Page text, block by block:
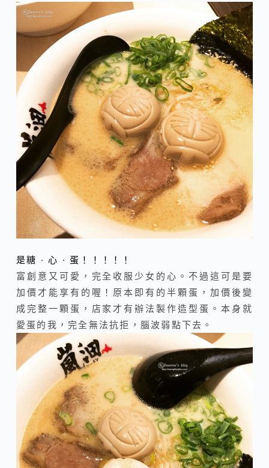
是糖 · 心 · 蛋！！！！！
富創意又可愛，完全收服少女的心。不過這可是要
加價才能享有的喔！原本即有的半顆蛋，加價後變
成完整一顆蛋，店家才有辦法製作造型蛋。本身就
愛蛋的我，完全無法抗拒，腦波弱點下去。